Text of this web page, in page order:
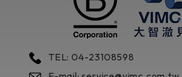
TEL: 04-23108598